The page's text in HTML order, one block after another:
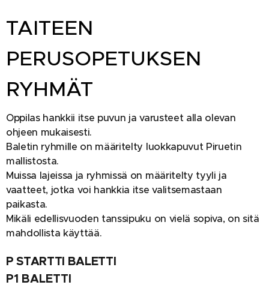
TAITEEN
PERUSOPETUKSEN
RYHMÄT
Oppilas hankkii itse puvun ja varusteet alla olevan
ohjeen mukaisesti.
Baletin ryhmille on määritelty luokkapuvut Piruetin
mallistosta.
Muissa lajeissa ja ryhmissä on määritelty tyyli ja
vaatteet, jotka voi hankkia itse valitsemastaan
paikasta.
Mikäli edellisvuoden tanssipuku on vielä sopiva, on sitä
mahdollista käyttää.
P STARTTI BALETTI
P1 BALETTI